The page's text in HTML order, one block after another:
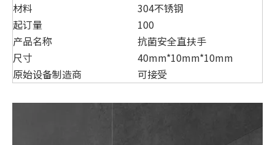
材料
304不锈钢
起订量
100
产品名称
抗菌安全直扶手
尺寸
40mm*10mm*10mm
原始设备制造商
可接受